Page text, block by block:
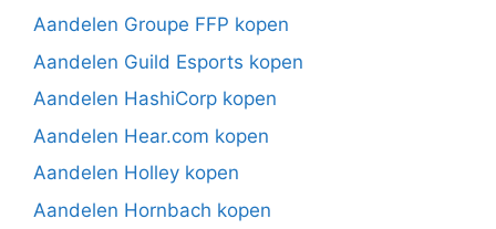
Aandelen Groupe FFP kopen
Aandelen Guild Esports kopen
Aandelen HashiCorp kopen
Aandelen Hear.com kopen
Aandelen Holley kopen
Aandelen Hornbach kopen